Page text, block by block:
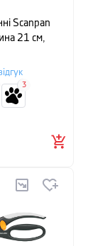
Scanpan
21 см,
3